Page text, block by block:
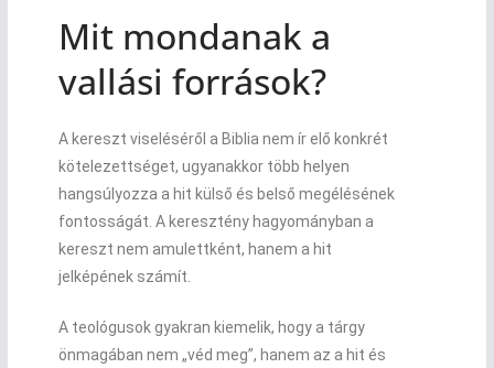
Mit mondanak a
vallási források?
A kereszt viseléséről a Biblia nem ír elő konkrét
kötelezettséget, ugyanakkor több helyen
hangsúlyozza a hit külső és belső megélésének
fontosságát. A keresztény hagyományban a
kereszt nem amulettként, hanem a hit
jelképének számít.
A teológusok gyakran kiemelik, hogy a tárgy
önmagában nem „véd meg”, hanem az a hit és